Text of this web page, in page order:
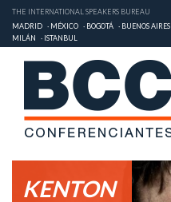
THE INTERNATIONAL SPEAKERS BUREAU
MADRID
MÉXICO BOGOTÁ BUENOS AIRES
MILÁN
ISTANBUL
KENTON